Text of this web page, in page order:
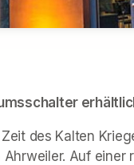
des Kalten
Auf einer